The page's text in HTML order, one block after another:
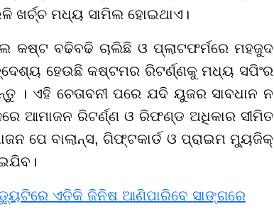
ଖର୍ଚ୍ଚ ମଧ୍ୟ ସାମିଲ ହୋଇଥାଏ।
କଷ୍ଟ ବଢିବଢି ଚାଲିଛି ଓ ପ୍ଲାଟଫର୍ମରେ ମହଜୁଦ
ହେଉଛି କଷ୍ଟମର ରିଟର୍ଣ୍ଣକୁ ମଧ୍ୟ ସପିଂର
। ଏହି ଚେତାବନୀ ପରେ ଯଦି ୟୁଜର ସାବଧାନ ନ
ଆମାଜନ ରିଟର୍ଣ୍ଣ ଓ ରିଫଣ୍ଡ ଅଧିକାର ସୀମିତ
ପେ ବାଲାନ୍ସ, ଗିଫ୍ଟକାର୍ଡ ଓ ପ୍ରାଇମ ମ୍ୟୁଜିକ୍
ଏତିକି ଜିନିଷ ଆଣିପାରିବେ ସାଙ୍ଗରେ